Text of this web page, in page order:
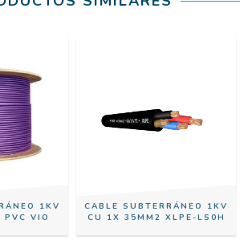
1KV
VIO
CABLE SUBTERRÁNEO 1KV
CU 1X 35MM2 XLPE-LS0H